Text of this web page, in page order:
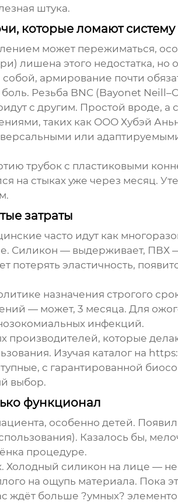
штука.
которые ломают систему
может пережиматься,
лишена этого недостатка,
армирование почти
Резьба BNC (Bayonet
с другим. Простой вроде,
таких как ООО Хубэй
или
трубок с пластиковыми
на стыках уже через месяц.
затраты
часто идут как
Силикон — выдерживает, ПВХ
эластичность,
назначения строгого
— может, 3 месяца. Для
инфекций.
производителей, которые
Изучая каталог на
с гарантированной
выбор.
функционал
особенно детей.
Казалось бы,
процедуре.
Холодный силикон на лице —
на ощупь материала. Пока
ждёт больше ?умных?